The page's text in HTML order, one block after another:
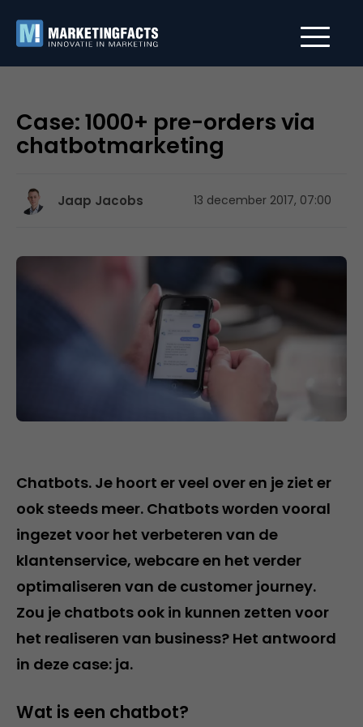
Case: 1000+ pre-orders via
chatbotmarketing
Jaap Jacobs 13 december 2017, 07:00
Chatbots. Je hoort er veel over en je ziet er
ook steeds meer. Chatbots worden vooral
ingezet voor het verbeteren van de
klantenservice, webcare en het verder
optimaliseren van de customer journey.
Zou je chatbots ook in kunnen zetten voor
het realiseren van business? Het antwoord
in deze case: ja.
Wat is een chatbot?